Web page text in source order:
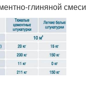
глиняной смеси